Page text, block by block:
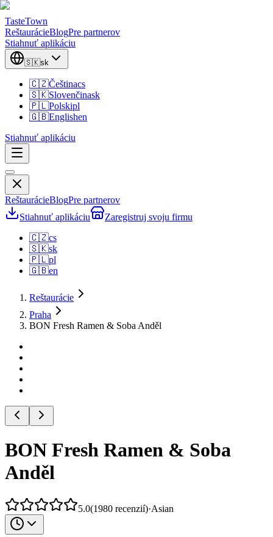
TasteTown
ReštaurácieBlogPre partnerov
Stiahnuť aplikáciu
🇸🇰sk
🇨🇿Češtinacs
🇸🇰Slovenčinask
🇵🇱Polskipl
🇬🇧Englishen
Stiahnuť aplikáciu
ReštaurácieBlogPre partnerov
Stiahnuť aplikáciu
Zaregistruj svoju firmu
🇨🇿cs
🇸🇰sk
🇵🇱pl
🇬🇧en
Reštaurácie
Praha
BON Fresh Ramen & Soba Anděl
BON Fresh Ramen & Soba
Anděl
5.0(1980 recenzií)·Asian